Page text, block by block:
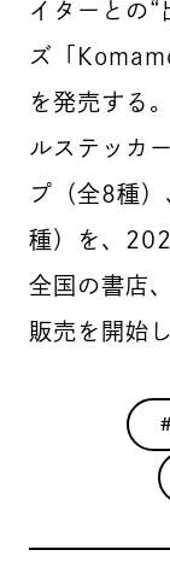
イターとの“
ズ「
を発売する
ルステッカ
プ（全8種
種）を、
全国の書店
販売を開始